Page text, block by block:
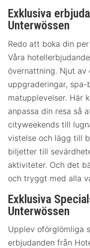
Exklusiva
Unterwössen
Redo att boka din
Våra
övernattning. Njut
uppgraderingar,
matupplevelser. Här
anpassa din resa så
cityweekends till
vistelse och lägg till
biljetter till
aktiviteter. Och det
och tryggt med alla
Exklusiva
Unterwössen
Upplev oförglömliga
erbjudanden från